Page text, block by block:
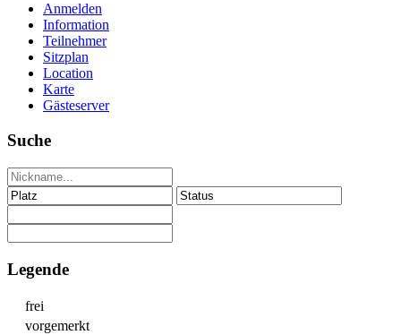
Anmelden
Information
Teilnehmer
Sitzplan
Location
Karte
Gästeserver
Suche
Legende
frei
vorgemerkt